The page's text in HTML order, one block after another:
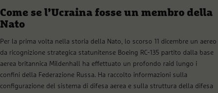
Come se l’Ucraina fosse un membro della
Nato
Per la prima volta nella storia della Nato, lo scorso 11 dicembre un aereo
da ricognizione strategica statunitense Boeing RC-135 partito dalla base
aerea britannica Mildenhall ha effettuato un profondo raid lungo i
confini della Federazione Russa. Ha raccolto informazioni sulla
configurazione del sistema di difesa aerea e sulla struttura della difesa